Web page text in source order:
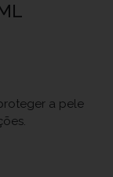
a pele